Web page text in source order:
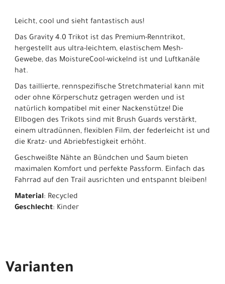
Leicht, cool und sieht fantastisch aus!
Das Gravity 4.0 Trikot ist das Premium-Renntrikot,
hergestellt aus ultra-leichtem, elastischem Mesh-
Gewebe, das MoistureCool-wickelnd ist und Luftkanäle
hat.
Das taillierte, rennspezifische Stretchmaterial kann mit
oder ohne Körperschutz getragen werden und ist
natürlich kompatibel mit einer Nackenstütze! Die
Ellbogen des Trikots sind mit Brush Guards verstärkt,
einem ultradünnen, flexiblen Film, der federleicht ist und
die Kratz- und Abriebfestigkeit erhöht.
Geschweißte Nähte an Bündchen und Saum bieten
maximalen Komfort und perfekte Passform. Einfach das
Fahrrad auf den Trail ausrichten und entspannt bleiben!
Material: Recycled
Geschlecht: Kinder
Varianten